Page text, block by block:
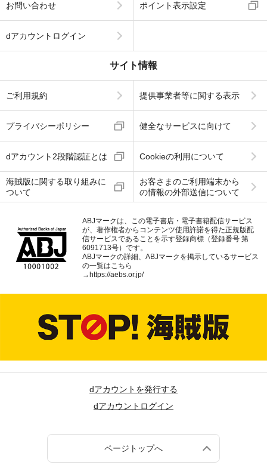
お問い合わせ ポイント表示設定
dアカウントログイン
サイト情報
ご利用規約 提供事業者等に関する表示
プライバシーポリシー 健全なサービスに向けて
dアカウント2段階認証とは Cookieの利用について
海賊版に関する取り組みに
ついて
お客さまのご利用端末から
の情報の外部送信について
ABJマークは、この電子書店・電子書籍配信サービス
が、著作権者からコンテンツ使用許諾を得た正規版配
信サービスであることを示す登録商標（登録番号 第
6091713号）です。
ABJマークの詳細、ABJマークを掲示しているサービス
の一覧はこちら
→ https://aebs.or.jp/
dアカウントを発行する
dアカウントログイン
ページトップへ